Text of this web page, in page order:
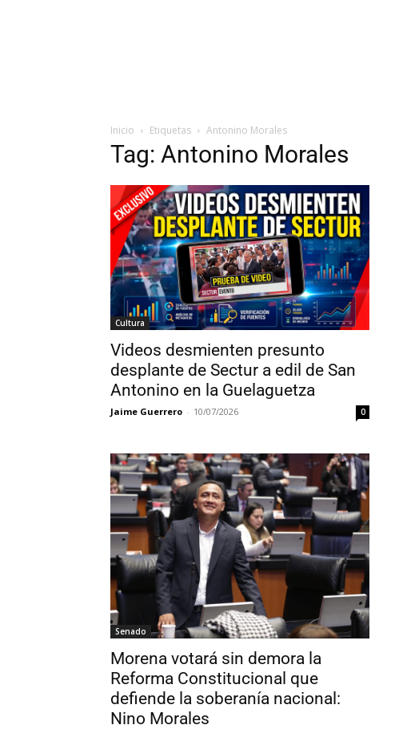
Inicio Etiquetas Antonino Morales
Tag: Antonino Morales
Cultura
Videos desmienten presunto
desplante de Sectur a edil de San
Antonino en la Guelaguetza
Jaime Guerrero - 10/07/2026 0
Senado
Morena votará sin demora la
Reforma Constitucional que
defiende la soberanía nacional:
Nino Morales